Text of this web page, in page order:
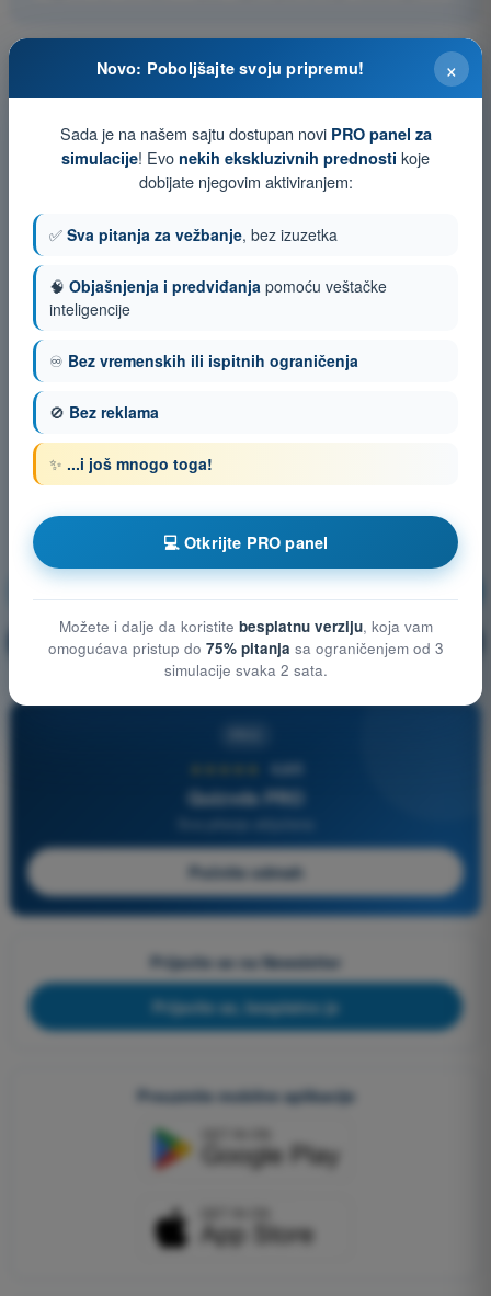
🔒 PRO Objašnjenje pitanja
4,6/5
Quizvds PRO
Počnite odmah
Prijavite se na Newsletter
Prijavite se, besplatno je
Preuzmite mobilne aplikacije
×
Novo: Poboljšajte svoju pripremu!
Sada je na našem sajtu dostupan novi PRO panel za
simulacije! Evo nekih ekskluzivnih prednosti koje
dobijate njegovim aktiviranjem:
✅ Sva pitanja za vežbanje, bez izuzetka
🧠 Objašnjenja i predviđanja pomoću veštačke
inteligencije
♾️ Bez vremenskih ili ispitnih ograničenja
🚫 Bez reklama
✨ ...i još mnogo toga!
💻 Otkrijte PRO panel
Možete i dalje da koristite besplatnu verziju, koja vam
omogućava pristup do 75% pitanja sa ograničenjem od 3
simulacije svaka 2 sata.